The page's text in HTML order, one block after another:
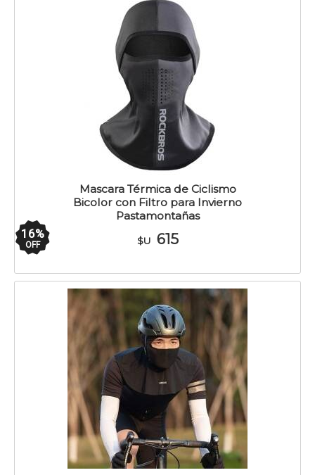
Mascara Térmica de Ciclismo
Bicolor con Filtro para Invierno
Pastamontañas
16%
OFF $U 615